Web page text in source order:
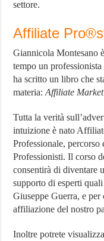
settore.
Affiliate
Giannicola Montesano
tempo un
ha scritto un libro che
materia:Affiliate
Tutta la verità
intuizione è nato
Professionale,
Professionisti. Il corso
consentirà di diventare
supporto di esperti
Giuseppe Guerra, e
affiliazione del nostro
Inoltre potrete